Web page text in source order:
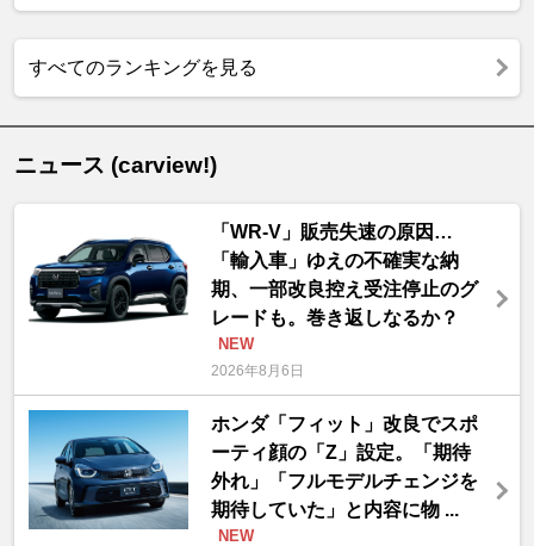
すべてのランキングを見る
ニュース (carview!)
「WR-V」販売失速の原因…
「輸入車」ゆえの不確実な納
期、一部改良控え受注停止のグ
レードも。巻き返しなるか？
NEW
2026年8月6日
ホンダ「フィット」改良でスポ
ーティ顔の「Z」設定。「期待
外れ」「フルモデルチェンジを
期待していた」と内容に物 ...
NEW